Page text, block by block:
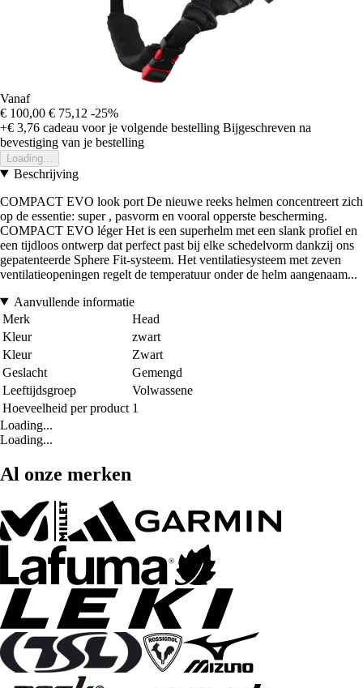
Vanaf
€ 100,00 € 75,12 -25%
+€ 3,76 cadeau voor je volgende bestelling Bijgeschreven na
bevestiging van je bestelling
Loading...
Beschrijving
COMPACT EVO look port De nieuwe reeks helmen concentreert zich
op de essentie: super , pasvorm en vooral opperste bescherming.
COMPACT EVO léger Het is een superhelm met een slank profiel en
een tijdloos ontwerp dat perfect past bij elke schedelvorm dankzij ons
gepatenteerde Sphere Fit-systeem. Het ventilatiesysteem met zeven
ventilatieopeningen regelt de temperatuur onder de helm aangenaam...
Aanvullende informatie
Merk
Head
Kleur
zwart
Kleur
Zwart
Geslacht
Gemengd
Leeftijdsgroep
Volwassene
Hoeveelheid per product 1
Loading...
Loading...
Al onze merken